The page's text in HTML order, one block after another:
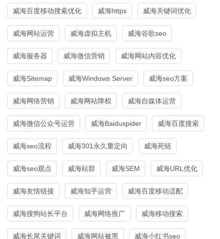
威海百度移动搜索优化 威海https 威海关键词优化
威海网站运营 威海虚拟主机 威海谷歌seo
威海服务器 威海微信营销 威海网站内容优化
威海Sitemap 威海Windows Server 威海seo方案
威海网络营销 威海网站降权 威海自媒体运营
威海微信公众号运营 威海Baiduspider 威海百度搜索
威海seo流程 威海301永久重定向 威海死链
威海seo观点 威海站群 威海SEM 威海URL优化
威海友情链接 威海知乎运营 威海百度移动适配
威海搜狗站长平台 威海网络推广 威海移动搜索
威海长尾关键词 威海网站被黑 威海小红书seo